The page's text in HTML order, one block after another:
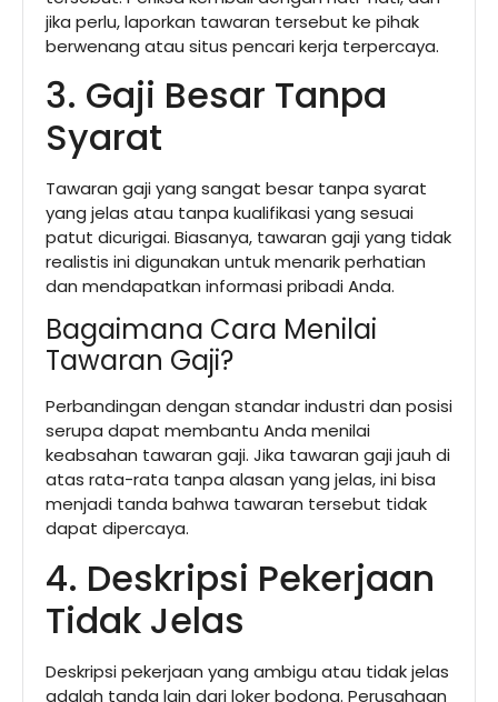
jika perlu, laporkan tawaran tersebut ke pihak
berwenang atau situs pencari kerja terpercaya.
3. Gaji Besar Tanpa
Syarat
Tawaran gaji yang sangat besar tanpa syarat
yang jelas atau tanpa kualifikasi yang sesuai
patut dicurigai. Biasanya, tawaran gaji yang tidak
realistis ini digunakan untuk menarik perhatian
dan mendapatkan informasi pribadi Anda.
Bagaimana Cara Menilai
Tawaran Gaji?
Perbandingan dengan standar industri dan posisi
serupa dapat membantu Anda menilai
keabsahan tawaran gaji. Jika tawaran gaji jauh di
atas rata-rata tanpa alasan yang jelas, ini bisa
menjadi tanda bahwa tawaran tersebut tidak
dapat dipercaya.
4. Deskripsi Pekerjaan
Tidak Jelas
Deskripsi pekerjaan yang ambigu atau tidak jelas
adalah tanda lain dari loker bodong. Perusahaan